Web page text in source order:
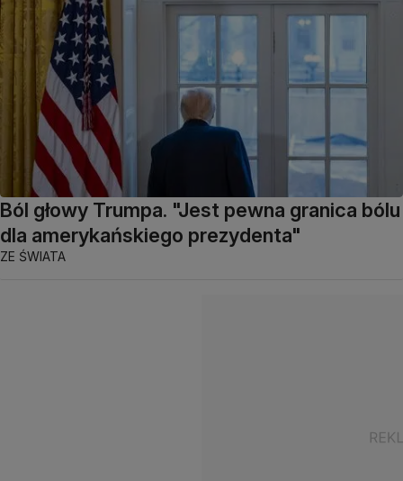
Ból głowy Trumpa. "Jest pewna granica bólu
dla amerykańskiego prezydenta"
ZE ŚWIATA